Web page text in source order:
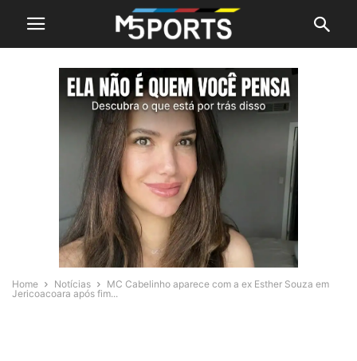
Home Notícias
MC Cabelinho aparece com a ex Esther Souza em
Jericoacoara após fim...